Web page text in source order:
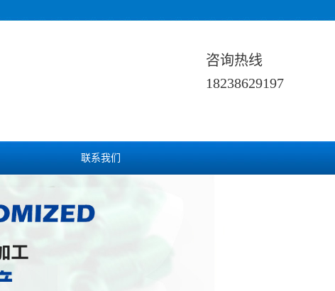
咨询热线
18238629197
联系我们